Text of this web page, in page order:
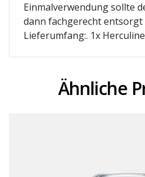
Einmalverwendung sollte
dann fachgerecht entsorgt
Lieferumfang:. 1x
Ähnliche